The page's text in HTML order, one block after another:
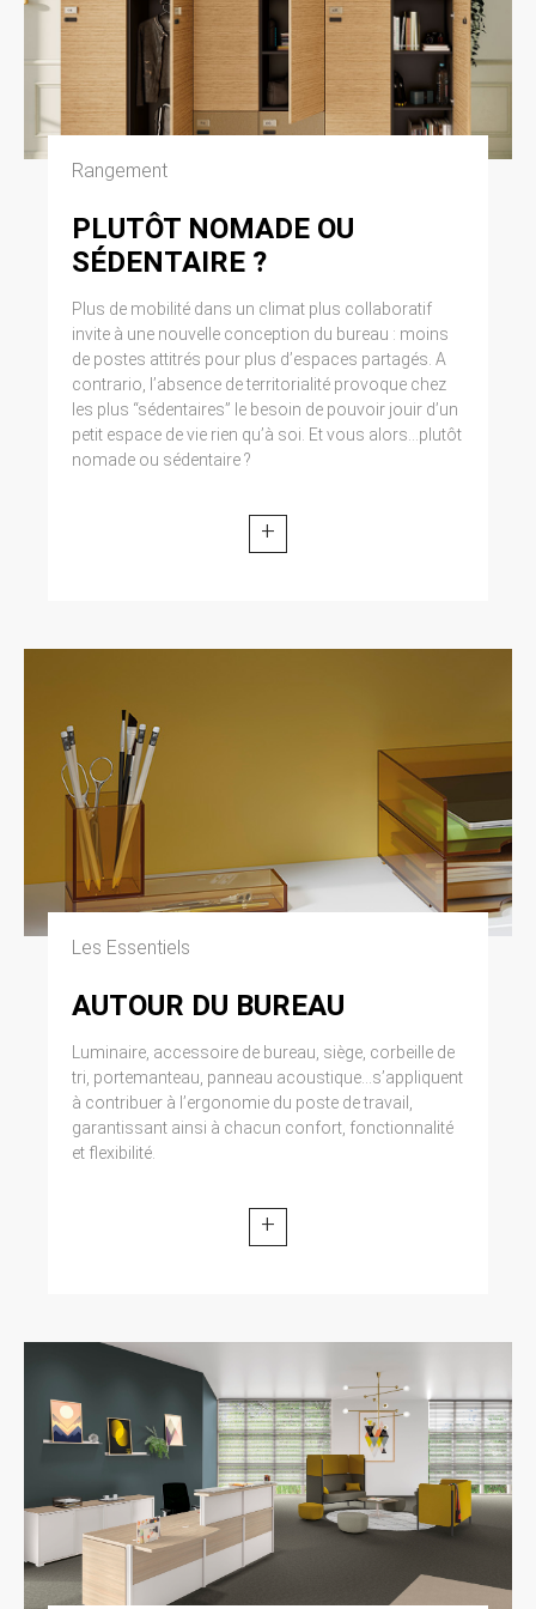
Rangement
PLUTÔT NOMADE OU
SÉDENTAIRE ?
Plus de mobilité dans un climat plus collaboratif
invite à une nouvelle conception du bureau : moins
de postes attitrés pour plus d’espaces partagés. A
contrario, l’absence de territorialité provoque chez
les plus “sédentaires” le besoin de pouvoir jouir d’un
petit espace de vie rien qu’à soi. Et vous alors...plutôt
nomade ou sédentaire ?
+
Les Essentiels
AUTOUR DU BUREAU
Luminaire, accessoire de bureau, siège, corbeille de
tri, portemanteau, panneau acoustique...s’appliquent
à contribuer à l’ergonomie du poste de travail,
garantissant ainsi à chacun confort, fonctionnalité
et flexibilité.
+
Cliquez en haut à droite du navigateur sur le
pictogramme de menu (symbolisé par trois
lignes horizontales). Sélectionnez Paramètres.
Cliquez sur Afficher les paramètres avancés.
Dans la section ‘Confidentialité’, cliquez sur
préférences. Dans l’onglet ‘Confidentialité’,
9. DROIT APPLICABLE ET
ATTRIBUTION DE
JURIDICTION.
Tout litige en relation avec l’utilisation du site
https://clen.fr est soumis au droit français. Il est
fait attribution exclusive de juridiction aux
tribunaux compétents de Paris.
10. LES PRINCIPALES LOIS
Loi n° 78-17 du 6 janvier 1978, notamment
modifiée par la loi n° 2004-801 du 6 août 2004
Utilisateur : Internaute se connectant, utilisant
le site susnommé. Informations personnelles :
« les informations qui permettent, sous quelque
forme que ce soit, directement ou non,
l’identification des personnes physiques
auxquelles elles s’appliquent » (article 4 de la
loi n° 78-17 du 6 janvier 1978).